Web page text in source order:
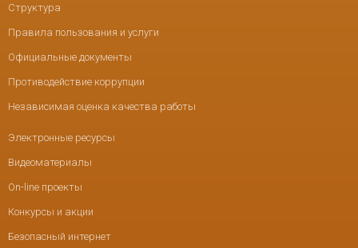
Структура
Правила пользования и услуги
Официальные документы
Противодействие коррупции
Независимая оценка качества работы
Электронные ресурсы
Видеоматериалы
On-line проекты
Конкурсы и акции
Безопасный интернет